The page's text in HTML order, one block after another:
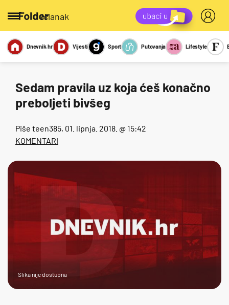
/članak
Miks Kviz
Report
Dnevnik.hr Vijesti Sport Putovanja Lifestyle
Sedam pravila uz koja ćeš konačno
preboljeti bivšeg
Piše teen385, 01. lipnja. 2018. @ 15:42
KOMENTARI
Slika nije dostupna